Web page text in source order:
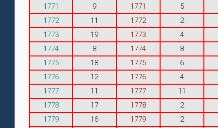
1771
9 1771
5
1772
11 1772
2
1773
19 1773
4
1774
8 1774
8
1775
18 1775
6
1776
12 1776
4
1777
11 1777
11
1778
17 1778
2
1779
16 1779
2